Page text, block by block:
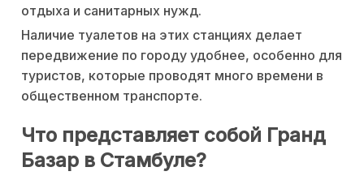
отдыха и санитарных нужд.
Наличие туалетов на этих станциях делает
передвижение по городу удобнее, особенно для
туристов, которые проводят много времени в
общественном транспорте.
Что представляет собой Гранд
Базар в Стамбуле?